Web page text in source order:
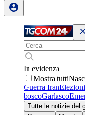
In evidenza
Mostra tutti
Guerra IranElezioni
boscoGarlasco
Tutte le notizie del